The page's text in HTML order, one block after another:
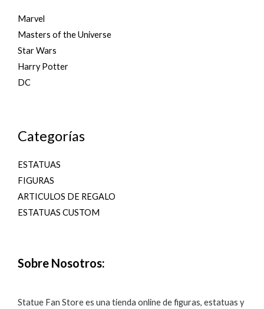
Marvel
Masters of the Universe
Star Wars
Harry Potter
DC
Categorías
ESTATUAS
FIGURAS
ARTICULOS DE REGALO
ESTATUAS CUSTOM
Sobre Nosotros:
Statue Fan Store es una tienda online de figuras, estatuas y